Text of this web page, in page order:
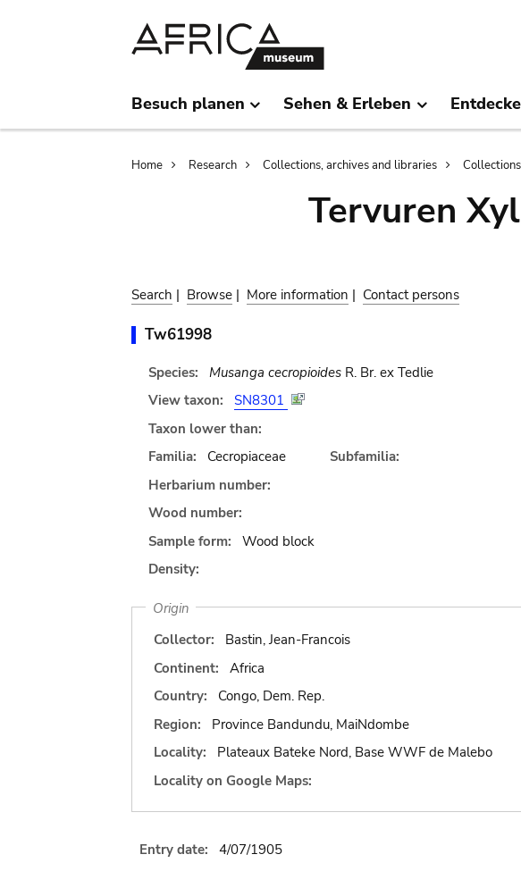
Besuch planen Sehen & Erleben
Breadcrumb
Home Research Collections, archives and libraries Collections
Tervuren
Search | Browse | More information | Contact persons
Tw61998
Species: Musanga cecropioidesR. Br. ex Tedlie
View taxon:
SN8301
Taxon lower than:
Familia:
Cecropiaceae
Subfamilia:
Herbarium number:
Wood number:
Sample form:
Wood block
Density:
Origin
Collector:
Bastin, Jean-Francois
Continent:
Africa
Country:
Congo, Dem. Rep.
Region:
Province Bandundu, MaiNdombe
Locality:
Plateaux Bateke Nord, Base WWF de Malebo
Locality on Google Maps:
Entry date: 4/07/1905